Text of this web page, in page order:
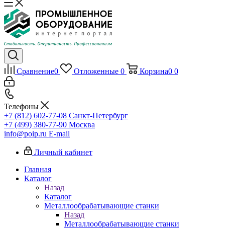
Сравнение0 Отложенные 0 Корзина0 0
Телефоны
+7 (812) 602-77-08 Санкт-Петербург
+7 (499) 380-77-90 Москва
info@poip.ru E-mail
Личный кабинет
Главная
Каталог
Назад
Каталог
Металлообрабатывающие станки
Назад
Металлообрабатывающие станки